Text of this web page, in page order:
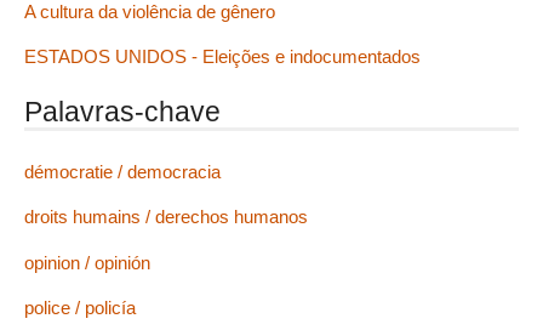
A cultura da violência de gênero
ESTADOS UNIDOS - Eleições e indocumentados
Palavras-chave
démocratie / democracia
droits humains / derechos humanos
opinion / opinión
police / policía